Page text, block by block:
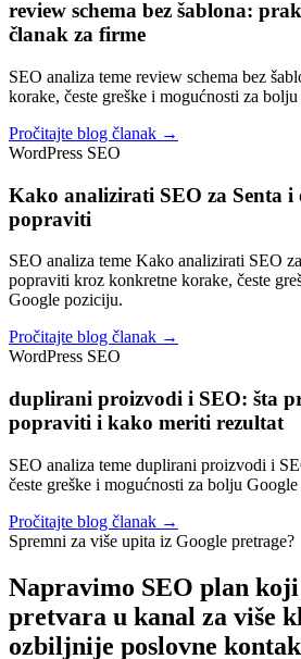
review schema bez šablona:
članak za firme
SEO analiza teme review schema bez
korake, česte greške i mogućnosti za
Pročitajte blog članak →
WordPress SEO
Kako analizirati SEO za Senta
popraviti
SEO analiza teme Kako analizirati SEO
popraviti kroz konkretne korake, česte
Google poziciju.
Pročitajte blog članak →
WordPress SEO
duplirani proizvodi i SEO: šta
popraviti i kako meriti rezultat
SEO analiza teme duplirani proizvodi i
česte greške i mogućnosti za bolju
Pročitajte blog članak →
Spremni za više upita iz Google pretrage?
Napravimo SEO plan
pretvara u kanal za više
ozbiljnije poslovne